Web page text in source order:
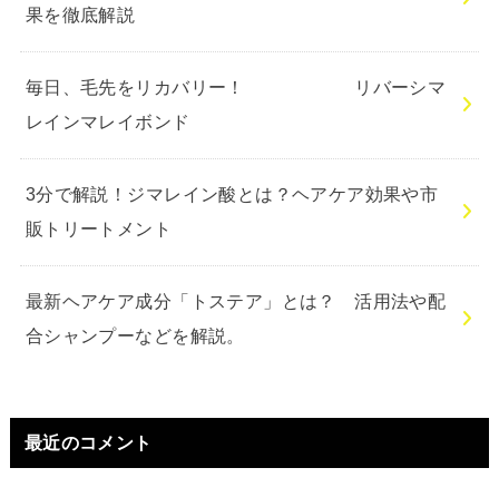
果を徹底解説
毎日、毛先をリカバリー！ リバーシマ
レインマレイボンド
3分で解説！ジマレイン酸とは？ヘアケア効果や市
販トリートメント
最新ヘアケア成分「トステア」とは？ 活用法や配
合シャンプーなどを解説。
最近のコメント